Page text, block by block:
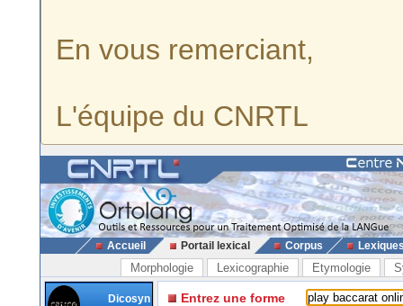
En vous remerciant,
L'équipe du CNRTL
Accueil Portail lexical Corpus
Morphologie Lexicographie Etymologie
Dicosyn
Entrez une forme